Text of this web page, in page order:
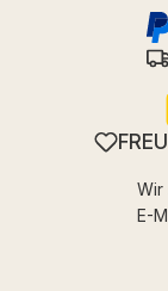
Wir
E-